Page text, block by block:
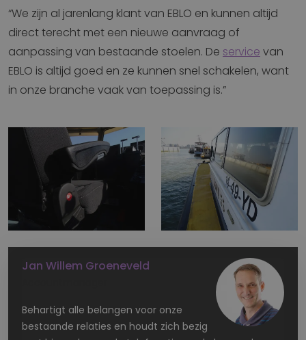
“We zijn al jarenlang klant van EBLO en kunnen altijd
direct terecht met een nieuwe aanvraag of
aanpassing van bestaande stoelen. De service van
EBLO is altijd goed en ze kunnen snel schakelen, want
in onze branche vaak van toepassing is.”
Jan Willem Groeneveld
Behartigt alle belangen voor onze
bestaande relaties en houdt zich bezig